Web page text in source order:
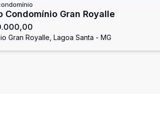
Condomínio Gran Royalle
Gran Royalle, Lagoa Santa - MG